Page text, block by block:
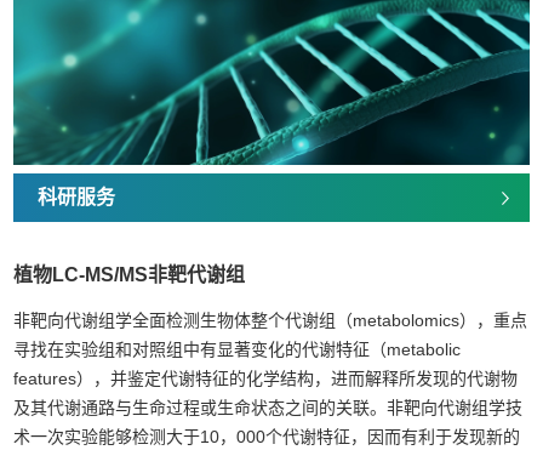
科研服务
植物LC-MS/MS非靶代谢组
非靶向代谢组学全面检测生物体整个代谢组（metabolomics），重点
寻找在实验组和对照组中有显著变化的代谢特征（metabolic
features），并鉴定代谢特征的化学结构，进而解释所发现的代谢物
及其代谢通路与生命过程或生命状态之间的关联。非靶向代谢组学技
术一次实验能够检测大于10，000个代谢特征，因而有利于发现新的